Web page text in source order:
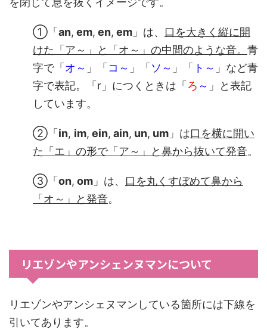
①「an, em, en, em 」は、 口を大きく縦に開
けた「ア～」と「オ～」の中間のような音。 青
字で「オ～ 」「コ～ 」「ソ～ 」「 ト～ 」など青
字で表記。「r」につくときは「ろ ～ 」と表記
しています。
②「in, im, ein, ain, un, um 」は口を横に開い
た「エ」の形で「ア～」と鼻から抜いて発音。
③「on, om 」は、 口を丸くすぼめて鼻から
「オ～ 」と発音。
リエゾンやアンシェンヌマンについて
リエゾンやアンシェヌマンしている箇所には下線を
引いてあります。